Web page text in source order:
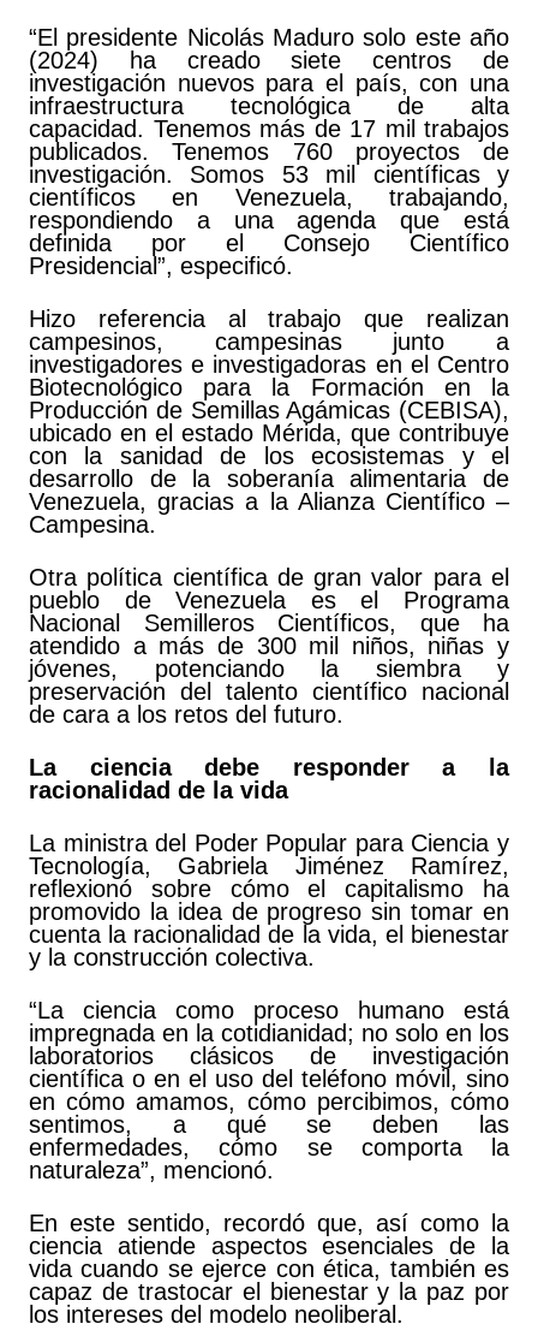
“El presidente Nicolás Maduro solo este año
(2024) ha creado siete centros de
investigación nuevos para el país, con una
infraestructura tecnológica de alta
capacidad. Tenemos más de 17 mil trabajos
publicados. Tenemos 760 proyectos de
investigación. Somos 53 mil científicas y
científicos en Venezuela, trabajando,
respondiendo a una agenda que está
definida por el Consejo Científico
Presidencial”, especificó.
Hizo referencia al trabajo que realizan
campesinos, campesinas junto a
investigadores e investigadoras en el Centro
Biotecnológico para la Formación en la
Producción de Semillas Agámicas (CEBISA),
ubicado en el estado Mérida, que contribuye
con la sanidad de los ecosistemas y el
desarrollo de la soberanía alimentaria de
Venezuela, gracias a la Alianza Científico –
Campesina.
Otra política científica de gran valor para el
pueblo de Venezuela es el Programa
Nacional Semilleros Científicos, que ha
atendido a más de 300 mil niños, niñas y
jóvenes, potenciando la siembra y
preservación del talento científico nacional
de cara a los retos del futuro.
La ciencia debe responder a la
racionalidad de la vida
La ministra del Poder Popular para Ciencia y
Tecnología, Gabriela Jiménez Ramírez,
reflexionó sobre cómo el capitalismo ha
promovido la idea de progreso sin tomar en
cuenta la racionalidad de la vida, el bienestar
y la construcción colectiva.
“La ciencia como proceso humano está
impregnada en la cotidianidad; no solo en los
laboratorios clásicos de investigación
científica o en el uso del teléfono móvil, sino
en cómo amamos, cómo percibimos, cómo
sentimos, a qué se deben las
enfermedades, cómo se comporta la
naturaleza”, mencionó.
En este sentido, recordó que, así como la
ciencia atiende aspectos esenciales de la
vida cuando se ejerce con ética, también es
capaz de trastocar el bienestar y la paz por
los intereses del modelo neoliberal.